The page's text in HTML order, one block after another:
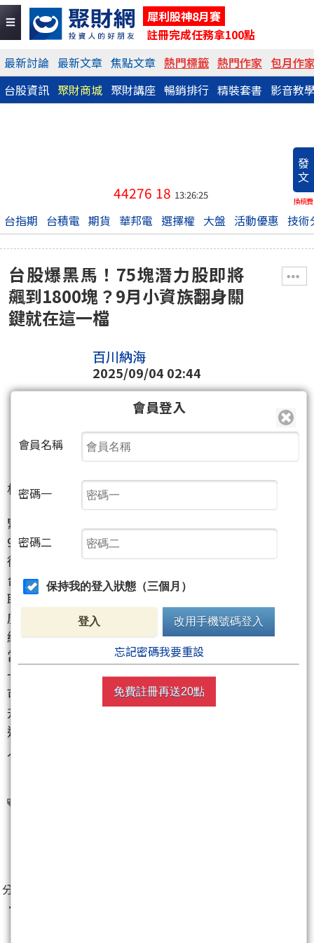
犀利股神8月賽
註冊完成任務拿100點
最新討論 最新文章 焦點文章 熱門標籤 熱門作家 包月作
台股資訊 聚財商城 聚財講座 暢銷排行 精裝套書 影音教
發
文
換稿費
44276 18 13:26:25
台指期 台積電 期貨 華邦電 選擇權 大盤 活動優惠 技術
台股爆黑馬！75塊潛力股即將
飆到1800塊？9月小資族翻身關
鍵就在這一檔
百川納海
2025/09/04 02:44
4387
1 人
相關個股：聯發(1459)
緊急通知,,,,,,,
9月份必買
很快，我們將迎來最新的股市繁榮！
台積電 （2330）→ 現在不要買入
聯發科 （2454）
→ 現在不要買入
廣達
（2382）→ 絕對在180塊左右買入
緯創（3231）→ 絕對在40塊左右買入
當前價格：75塊 / 預期最高價：1,800塊
一家正在開發下一代工業機器人控制模組的公司。
可能與鴻海合作，擁有巨大的潛力，並且很有可能飆
升。擁有巨大的潛力，並且很有可能飆升。
這只是一個低調的公告，只面向那些喜歡並關注的
人。
分享至：
百川納海
會員登入
會員名稱
密碼一
密碼二
保持我的登入狀態（三個月）
登入 改用手機號碼登入
忘記密碼我要重設
免費註冊再送20點